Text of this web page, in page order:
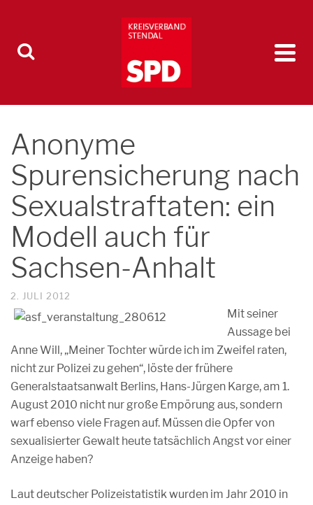
Anonyme
Spurensicherung nach
Sexualstraftaten: ein
Modell auch für
Sachsen-Anhalt
2. JULI 2012
Mit seiner
Aussage bei
Anne Will, „Meiner Tochter würde ich im Zweifel raten,
nicht zur Polizei zu gehen“, löste der frühere
Generalstaatsanwalt Berlins, Hans-Jürgen Karge, am 1.
August 2010 nicht nur große Empörung aus, sondern
warf ebenso viele Fragen auf. Müssen die Opfer von
sexualisierter Gewalt heute tatsächlich Angst vor einer
Anzeige haben?
Laut deutscher Polizeistatistik wurden im Jahr 2010 in